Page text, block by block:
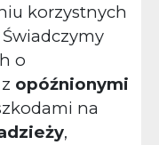
korzystnych
o
opóźnionymi
na
,